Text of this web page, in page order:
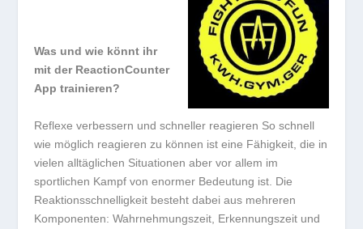
Was und wie könnt ihr
mit der ReactionCounter
App trainieren?
Reflexe verbessern und schneller reagieren So schnell
wie möglich reagieren zu können ist eine Fähigkeit, die in
vielen alltäglichen Situationen aber vor allem im
sportlichen Kampf von enormer Bedeutung ist. Die
Reaktionsschnelligkeit besteht dabei aus mehreren
Komponenten: Wahrnehmungszeit, Erkennungszeit und